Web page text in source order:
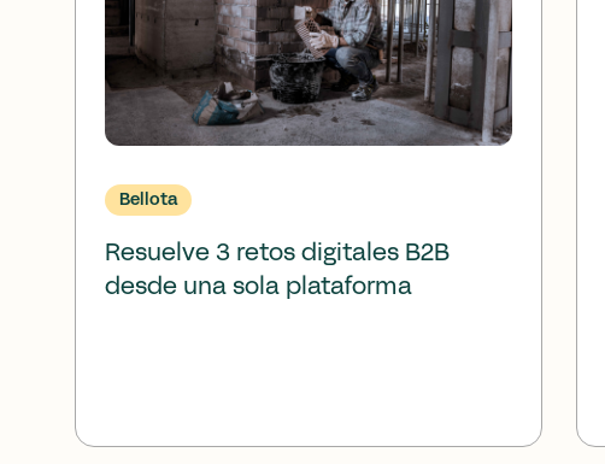
Bellota
Resuelve 3 retos digitales B2B
desde una sola plataforma